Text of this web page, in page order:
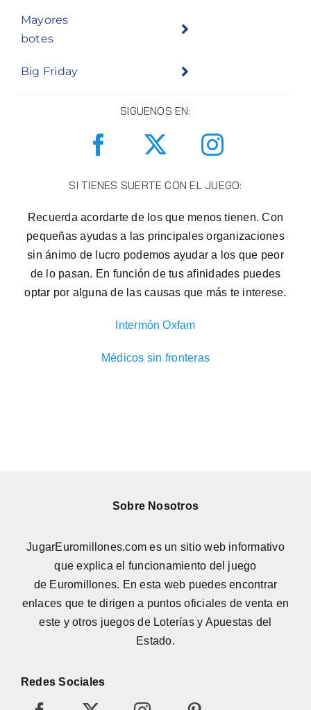
Mayores
botes
Big Friday
SIGUENOS EN:
SI TIENES SUERTE CON EL JUEGO:
Recuerda acordarte de los que menos tienen. Con
pequeñas ayudas a las principales organizaciones
sin ánimo de lucro podemos ayudar a los que peor
de lo pasan. En función de tus afinidades puedes
optar por alguna de las causas que más te interese.
Intermón Oxfam
Médicos sin fronteras
Sobre Nosotros
JugarEuromillones.com es un sitio web informativo
que explica el funcionamiento del juego
de Euromillones. En esta web puedes encontrar
enlaces que te dirigen a puntos oficiales de venta en
este y otros juegos de Loterías y Apuestas del
Estado.
Redes Sociales